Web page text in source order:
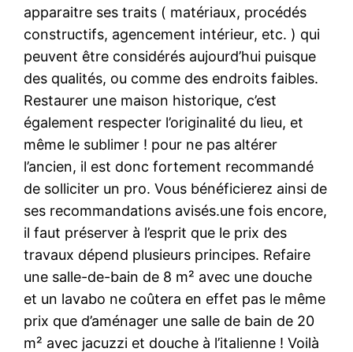
apparaitre ses traits ( matériaux, procédés
constructifs, agencement intérieur, etc. ) qui
peuvent être considérés aujourd’hui puisque
des qualités, ou comme des endroits faibles.
Restaurer une maison historique, c’est
également respecter l’originalité du lieu, et
même le sublimer ! pour ne pas altérer
l’ancien, il est donc fortement recommandé
de solliciter un pro. Vous bénéficierez ainsi de
ses recommandations avisés.une fois encore,
il faut préserver à l’esprit que le prix des
travaux dépend plusieurs principes. Refaire
une salle-de-bain de 8 m² avec une douche
et un lavabo ne coûtera en effet pas le même
prix que d’aménager une salle de bain de 20
m² avec jacuzzi et douche à l’italienne ! Voilà